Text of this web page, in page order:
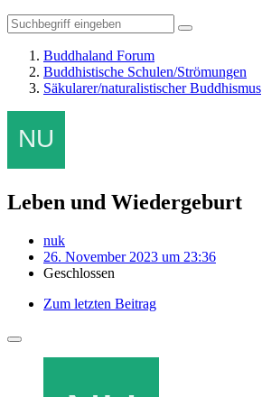
Buddhaland Forum
Buddhistische Schulen/Strömungen
Säkularer/naturalistischer Buddhismus
Leben und Wiedergeburt
nuk
26. November 2023 um 23:36
Geschlossen
Zum letzten Beitrag